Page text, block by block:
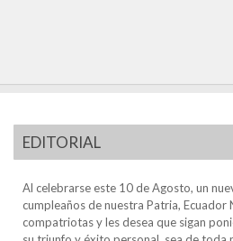
EDITORIAL
Al celebrarse este 10 de Agosto, un
cumpleaños de nuestra Patria, Ecuador
compatriotas y les desea que sigan